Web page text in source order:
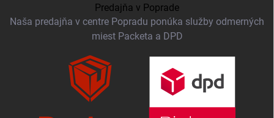
Predajňa v Poprade
Naša predajňa v centre Popradu ponúka služby odmerných
miest Packeta a DPD